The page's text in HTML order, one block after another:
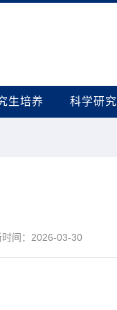
生培养 科学研究
间：2026-03-30